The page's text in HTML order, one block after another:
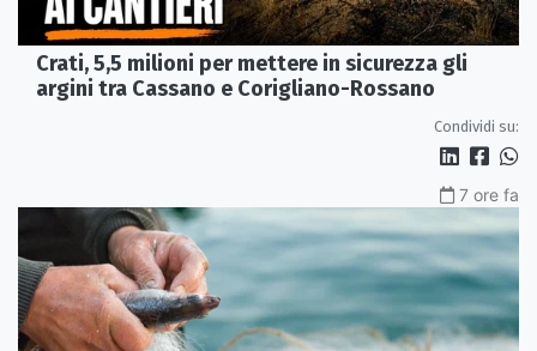
Crati, 5,5 milioni per mettere in sicurezza gli
argini tra Cassano e Corigliano-Rossano
Condividi su:
7 ore fa